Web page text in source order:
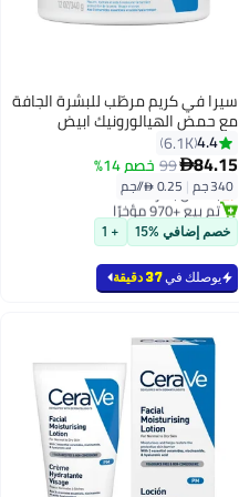
سيرا في كريم مرطّب للبشرة الجافة
مع حمض الهيالورونيك ابيض
340جرام4.4
6.1K
84.15
99 خصم 14%
340 جم | #11 في مرطبات الوجه
بتخلّص بسرعة
تم بيع +970 مؤخرًا
#11 في مرطبات الوجه
خصم إضافي %15 + 1
يوصلك في37 دقيقة